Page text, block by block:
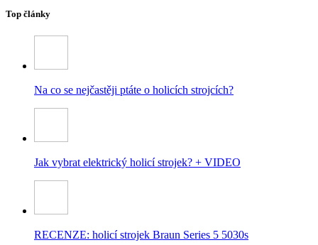
Top články
Na co se nejčastěji ptáte o holicích strojcích?
Jak vybrat elektrický holicí strojek? + VIDEO
RECENZE: holicí strojek Braun Series 5 5030s